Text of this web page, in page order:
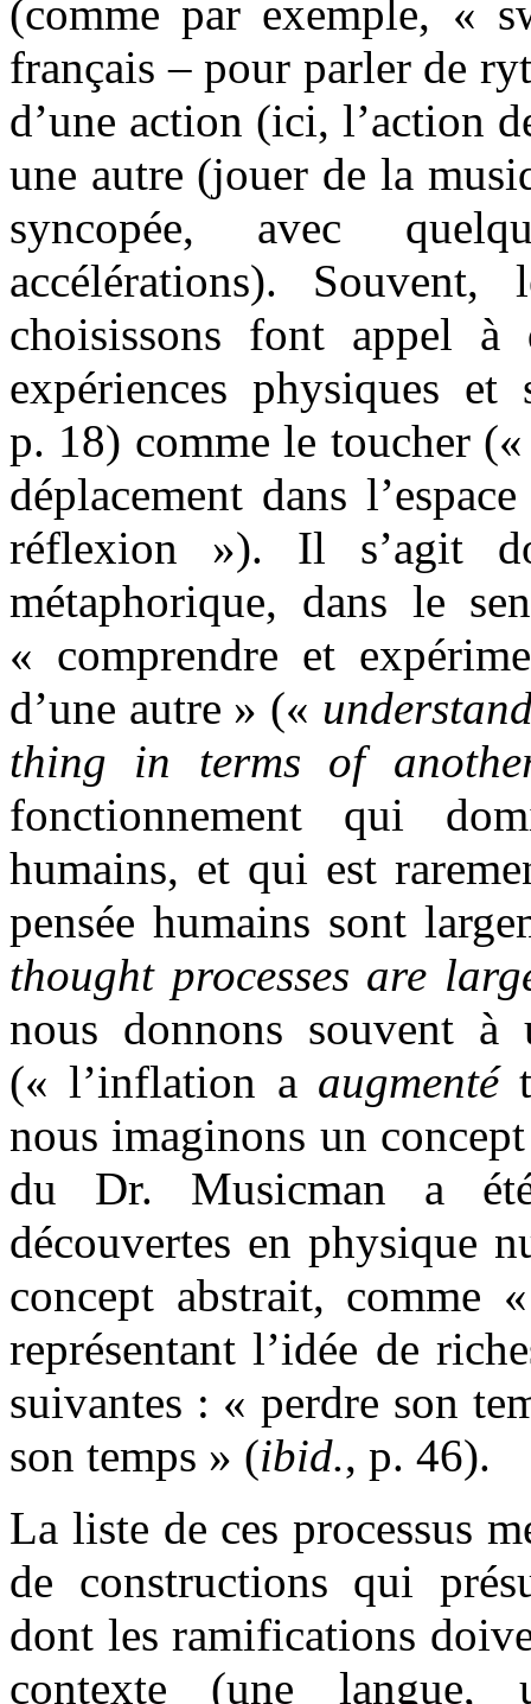
(comme par exemple, «
français – pour parler de
d’une action (ici, l’action
une autre (jouer de la
syncopée, avec
accélérations). Souvent,
choisissons font appel à
expériences physiques
p. 18) comme le toucher
déplacement dans
réflexion »). Il s’agit
métaphorique, dans le
« comprendre et
d’une autre » («
thing in terms of
fonctionnement qui
humains, et qui est
pensée humains sont
thought processes are
nous donnons souvent à
(« l’inflation a augmenté
nous imaginons un
du Dr. Musicman a
découvertes en physique
concept abstrait, comme
représentant l’idée de
suivantes : « perdre son
son temps » (ibid., p. 46).
La liste de ces processus
de constructions qui
dont les ramifications
contexte (une langue,